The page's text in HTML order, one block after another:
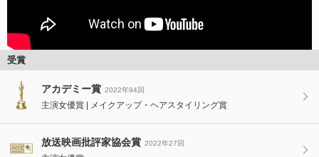
受賞
アカデミー賞 2022年94回
主演女優賞 メイクアップ・ヘアスタイリング賞
放送映画批評家協会賞 2022年27回